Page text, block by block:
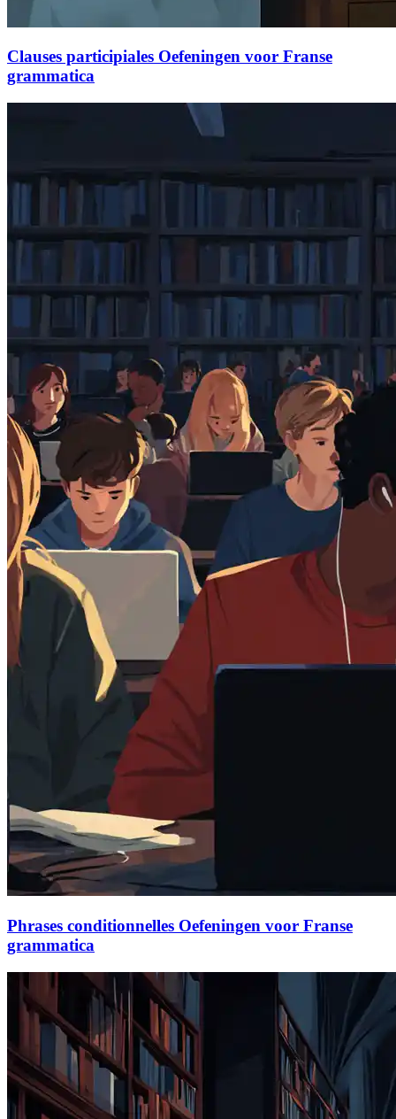
Clauses participiales Oefeningen voor Franse
grammatica
Phrases conditionnelles Oefeningen voor Franse
grammatica